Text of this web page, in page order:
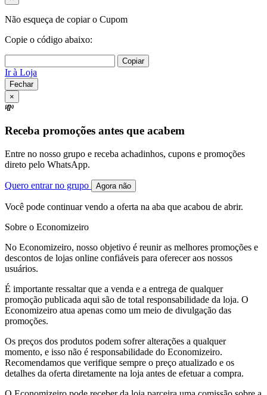
Não esqueça de copiar o Cupom
Copie o código abaixo:
Copiar
Ir à Loja
Fechar
×
💸
Receba promoções antes que acabem
Entre no nosso grupo e receba achadinhos, cupons e promoções
direto pelo WhatsApp.
Quero entrar no grupo Agora não
Você pode continuar vendo a oferta na aba que acabou de abrir.
Sobre o Economizeiro
No Economizeiro, nosso objetivo é reunir as melhores promoções e
descontos de lojas online confiáveis para oferecer aos nossos
usuários.
É importante ressaltar que a venda e a entrega de qualquer
promoção publicada aqui são de total responsabilidade da loja. O
Economizeiro atua apenas como um meio de divulgação das
promoções.
Os preços dos produtos podem sofrer alterações a qualquer
momento, e isso não é responsabilidade do Economizeiro.
Recomendamos que verifique sempre o preço atualizado e os
detalhes da oferta diretamente na loja antes de efetuar a compra.